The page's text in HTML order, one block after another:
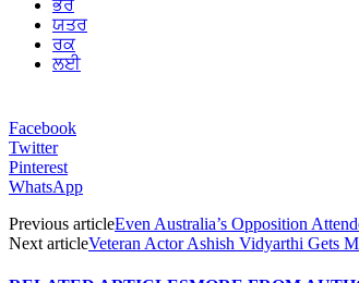
ਭਰ
ਯਤਰ
ਰਕ
ਲਈ
Facebook
Twitter
Pinterest
WhatsApp
Previous articleEven Australia’s Opposition
Next articleVeteran Actor Ashish Vidyarthi Gets